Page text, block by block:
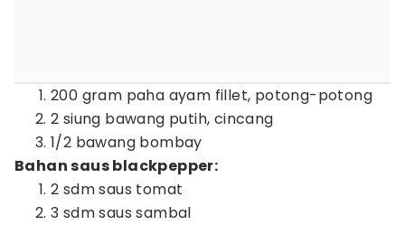
200 gram paha ayam fillet, potong-potong
2 siung bawang putih, cincang
1/2 bawang bombay
Bahan saus blackpepper:
2 sdm saus tomat
3 sdm saus sambal